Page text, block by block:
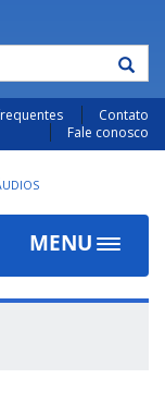
Contato
Fale conosco
MENU
Toggle